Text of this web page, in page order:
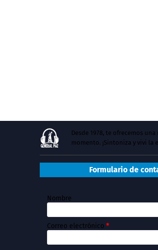
Desde 1978, te ofrecemos
momento. ¡Sintoniza y vivi la
Formulario de
Nombre
Correo electrónico *